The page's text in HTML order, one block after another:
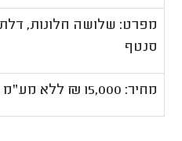
מפרט: שלושה חלונות,
סנטף
מחיר: 15,000 ₪ ללא מע"מ